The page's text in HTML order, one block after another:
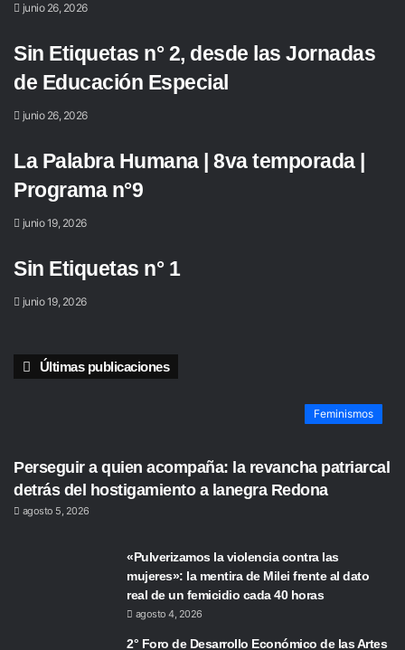
junio 26, 2026
Sin Etiquetas n° 2, desde las Jornadas
de Educación Especial
junio 26, 2026
La Palabra Humana | 8va temporada |
Programa n°9
junio 19, 2026
Sin Etiquetas n° 1
junio 19, 2026
Últimas publicaciones
Feminismos
Perseguir a quien acompaña: la revancha patriarcal
detrás del hostigamiento a lanegra Redona
agosto 5, 2026
«Pulverizamos la violencia contra las
mujeres»: la mentira de Milei frente al dato
real de un femicidio cada 40 horas
agosto 4, 2026
2° Foro de Desarrollo Económico de las Artes